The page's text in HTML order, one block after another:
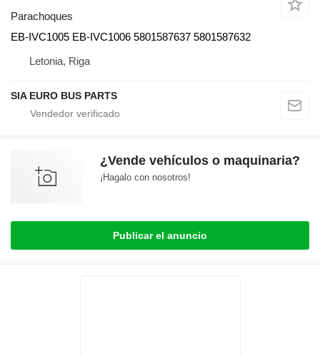
Parachoques
EB-IVC1005 EB-IVC1006 5801587637 5801587632
Letonia, Riga
SIA EURO BUS PARTS
¿Vende vehículos o maquinaria?
¡Hagalo con nosotros!
Publicar el anuncio